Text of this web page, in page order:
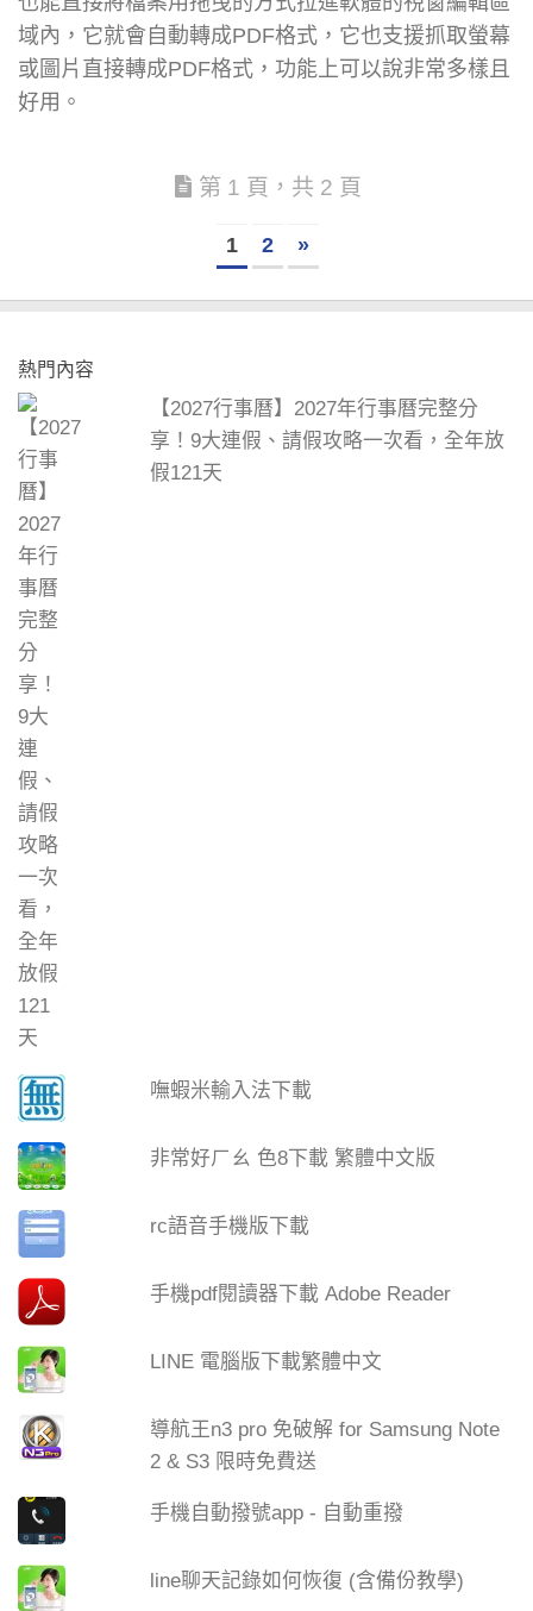
域內，它就會自動轉成PDF格式，它也支援抓取螢幕
或圖片直接轉成PDF格式，功能上可以說非常多樣且
好用。
第 1 頁，共 2 頁
1 2 »
熱門內容
【2027行事曆】2027年行事曆完整分
享！9大連假、請假攻略一次看，全年放
假121天
嘸蝦米輸入法下載
非常好ㄏㄠ 色8下載 繁體中文版
rc語音手機版下載
手機pdf閱讀器下載 Adobe Reader
LINE 電腦版下載繁體中文
導航王n3 pro 免破解 for Samsung Note
2 & S3 限時免費送
手機自動撥號app - 自動重撥
line聊天記錄如何恢復 (含備份教學)